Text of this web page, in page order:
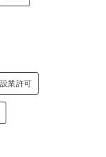
業許可